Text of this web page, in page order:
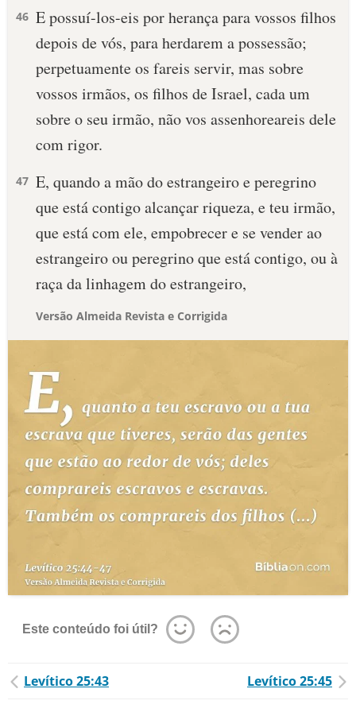
46 E possuí-los-eis por herança para vossos filhos
depois de vós, para herdarem a possessão;
perpetuamente os fareis servir, mas sobre
vossos irmãos, os filhos de Israel, cada um
sobre o seu irmão, não vos assenhoreareis dele
com rigor.
47 E, quando a mão do estrangeiro e peregrino
que está contigo alcançar riqueza, e teu irmão,
que está com ele, empobrecer e se vender ao
estrangeiro ou peregrino que está contigo, ou à
raça da linhagem do estrangeiro,
Versão Almeida Revista e Corrigida
Este conteúdo foi útil?
Levítico 25:43 Levítico 25:45